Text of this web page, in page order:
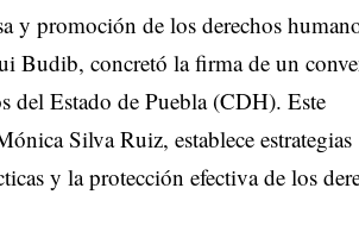
y promoción de los derechos
Budib, concretó la firma de un
del Estado de Puebla (CDH). Este
Silva Ruiz, establece estrategias
y la protección efectiva de los